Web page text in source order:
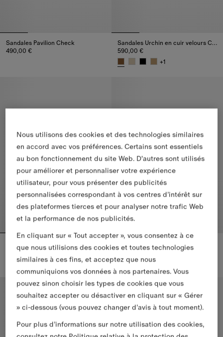
Sandales Pavilion Check​
490,00 €
Sandales Pavilion Check​, 490,00 €
Sandales Urchin en cuir velours Check
590,00 €
+1
Claquettes Check
355,00 €
+2
Claquettes Check, 355,00 €
Sandales basses Mews Check​
595,00 €
Sandales basses Mews
Nous utilisons des cookies et des technologies similaires
en accord avec vos préférences. Certains sont essentiels
au bon fonctionnement du site Web. D'autres sont utilisés
pour améliorer et personnaliser votre expérience
utilisateur, pour vous présenter des publicités
personnalisées correspondant à vos centres d’intérêt sur
des plateformes tierces et pour analyser notre trafic Web
et la performance de nos publicités.
En cliquant sur « Tout accepter », vous consentez à ce
que nous utilisions des cookies et toutes technologies
similaires à ces fins, et acceptez que nous
communiquions vos données à nos partenaires. Vous
pouvez sinon choisir les types de cookies que vous
souhaitez accepter ou désactiver en cliquant sur « Gérer
» ci-dessous (vous pouvez changer d’avis à tout moment).
Pour plus d’informations sur notre utilisation des cookies,